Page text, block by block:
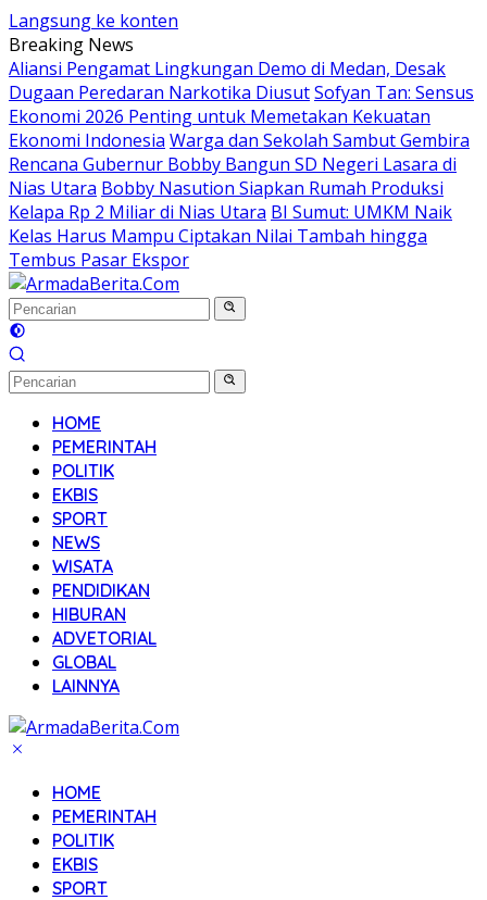
Langsung ke konten
Breaking News
Aliansi Pengamat Lingkungan Demo di Medan, Desak
Dugaan Peredaran Narkotika DiusutSofyan Tan: Sensus
Ekonomi 2026 Penting untuk Memetakan Kekuatan
Ekonomi Indonesia Warga dan Sekolah Sambut Gembira
Rencana Gubernur Bobby Bangun SD Negeri Lasara di
Nias Utara Bobby Nasution Siapkan Rumah Produksi
Kelapa Rp 2 Miliar di Nias Utara BI Sumut: UMKM Naik
Kelas Harus Mampu Ciptakan Nilai Tambah hingga
Tembus Pasar Ekspor
HOME
PEMERINTAH
POLITIK
EKBIS
SPORT
NEWS
WISATA
PENDIDIKAN
HIBURAN
ADVETORIAL
GLOBAL
LAINNYA
HOME
PEMERINTAH
POLITIK
EKBIS
SPORT